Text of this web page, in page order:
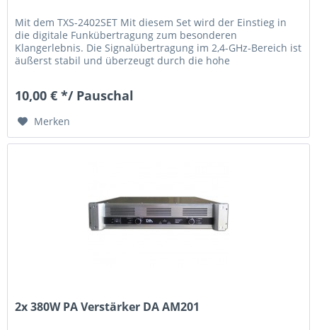
Mit dem TXS-2402SET Mit diesem Set wird der Einstieg in
die digitale Funkübertragung zum besonderen
Klangerlebnis. Die Signalübertragung im 2,4-GHz-Bereich ist
äußerst stabil und überzeugt durch die hohe
10,00 € */ Pauschal
Merken
2x 380W PA Verstärker DA AM201